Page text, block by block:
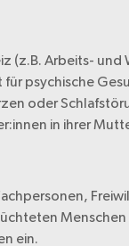
(z.B. Arbeits- und
für psychische
oder
in ihrer
Menschen
ein.